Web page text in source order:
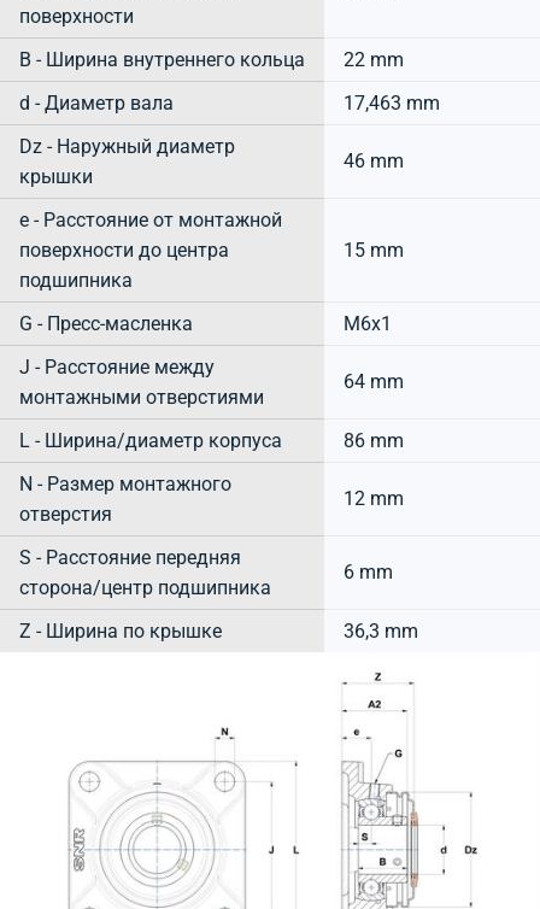
поверхности
B - Ширина внутреннего кольца
22 mm
d - Диаметр вала
17,463 mm
Dz - Наружный диаметр
крышки
46 mm
e - Расстояние от монтажной
поверхности до центра
подшипника
15 mm
G - Пресс-масленка
M6x1
J - Расстояние между
монтажными отверстиями
64 mm
L - Ширина/диаметр корпуса
86 mm
N - Размер монтажного
отверстия
12 mm
S - Расстояние передняя
сторона/центр подшипника
6 mm
Z - Ширина по крышке 36,3 mm